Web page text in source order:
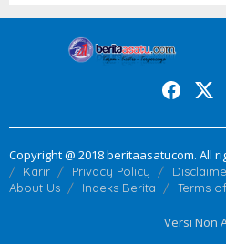
Copyright @ 2018 beritaasatucom. All
Karir Privacy Policy
About Us
Indeks Berita Terms
Versi Non